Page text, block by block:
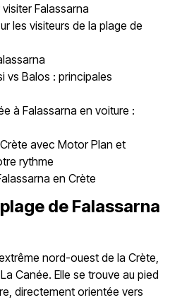
Falassarna
les visiteurs de la plage de
vs Balos : principales
à Falassarna en voiture :
avec Motor Plan et
rythme
en Crète
de Falassarna
nord-ouest de la Crète,
Canée. Elle se trouve au pied
directement orientée vers